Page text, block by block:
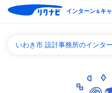
インターン＆キ
いわき市 設計事務所のインタ